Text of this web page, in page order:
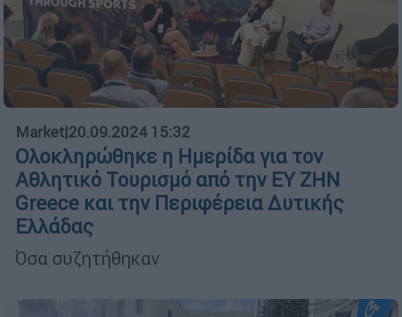
Market|20.09.2024 15:32
Ολοκληρώθηκε η Ημερίδα για τον
Αθλητικό Τουρισμό από την ΕΥ ΖΗΝ
Greece και την Περιφέρεια Δυτικής
Ελλάδας
Όσα συζητήθηκαν